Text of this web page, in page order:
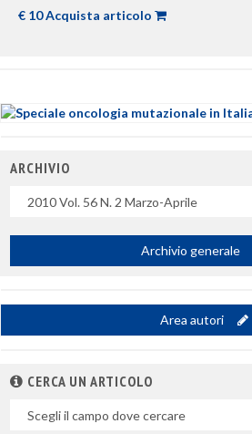
€ 10 Acquista articolo
ARCHIVIO
Archivio generale
Area autori
CERCA UN ARTICOLO
campo